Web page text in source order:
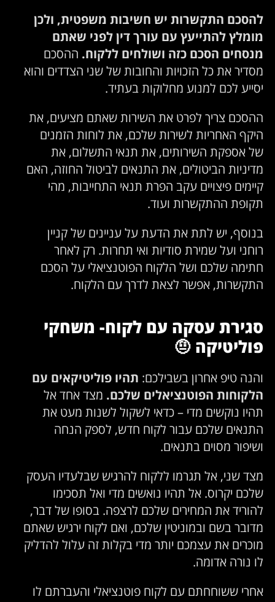
להסכם התקשרות יש חשיבות משפטית, ולכן
מומלץ להתייעץ עם עורך דין לפני שאתם
מנסחים הסכם כזה ושולחים ללקוח. ההסכם
מסדיר את כל הזכויות והחובות של שני הצדדים והוא
יסייע לכם למנוע מחלוקות בעתיד.
ההסכם צריך לפרט את השירות שאתם מציעים, את
היקף האחריות לשירות שלכם, את לוחות הזמנים
של אספקת השירותים, את תנאי התשלום, את
מדיניות הביטולים, את התנאים לביטול החוזה, האם
קיימים פיצויים עקב הפרת תנאי התחייבות, מהי
תקופת ההתקשרות ועוד.
בנוסף, יש לתת את הדעת על עניינים של קניין
רוחני ועל שמירת סודיות ואי תחרות. רק לאחר
חתימה שלכם ושל הלקוח הפוטנציאלי על הסכם
התקשרות, אפשר לצאת לדרך עם הלקוח.
סגירת עסקה עם לקוח- משחקי
פוליטיקה 🤨
והנה טיפ אחרון בשבילכם: תהיו פוליטיקאים עם
הלקוחות הפוטנציאלים שלכם. מצד אחד אל
תהיו נוקשים מדי – כדאי לשקול לשנות מעט את
התנאים שלכם עבור לקוח חדש, לספק הנחה
ושיפור מסוים בתנאים.
מצד שני, אל תגרמו ללקוח להרגיש שבלעדיו העסק
שלכם יקרוס. אל תהיו נואשים מדי ואל תסכימו
להוריד את המחירים שלכם לרצפה. בסופו של דבר,
מדובר בשם ובמוניטין שלכם, ואם לקוח ירגיש שאתם
מוכרים את עצמכם יותר מדי בקלות זה עלול להדליק
לו נורה אדומה.
אחרי ששוחחתם עם לקוח פוטנציאלי והעברתם לו